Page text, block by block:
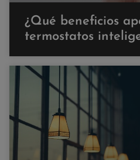
¿Qué beneficios
termostatos